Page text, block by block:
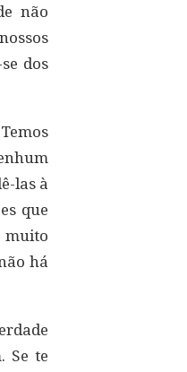
não
dos
las à
que
muito
há
Se te